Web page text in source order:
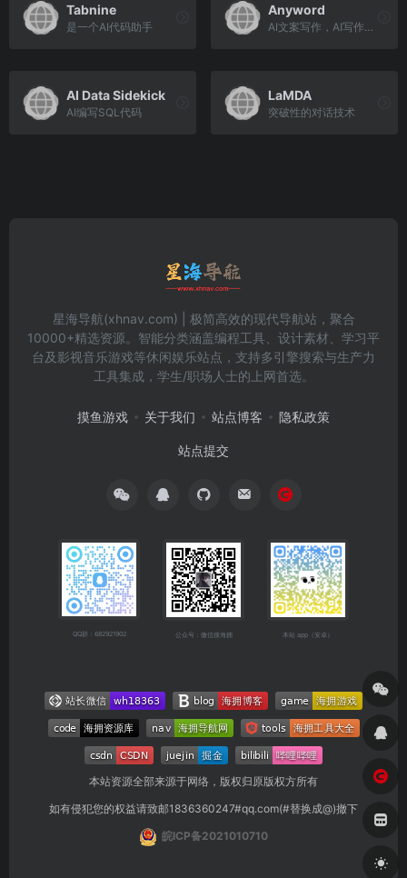
Tabnine
是一个AI代码助手
Anyword
AI文案写作，AI写作助手&本生成器
AI Data Sidekick
AI编写SQL代码
LaMDA
突破性的对话技术
星海导航(xhnav.com) | 极简高效的现代导航站，聚合
10000+精选资源。智能分类涵盖编程工具、设计素材、学习平
台及影视音乐游戏等休闲娱乐站点，支持多引擎搜索与生产力
工具集成，学生/职场人士的上网首选。
摸鱼游戏 关于我们 站点博客 隐私政策
站点提交
QQ群：682921902 公众号：微信搜海拥 本站 app（安卓）
本站资源全部来源于网络，版权归原版权方所有
如有侵犯您的权益请致邮1836360247#qq.com(#替换成@)撤下
皖ICP备2021010710